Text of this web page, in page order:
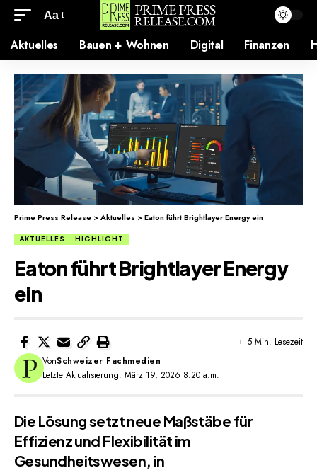
Aa
Aktuelles Bauen + Wohnen Digital Finanzen
Prime Press Release >Aktuelles >Eaton führt Brightlayer Energy ein
AKTUELLES HIGHLIGHT
Eaton führt Brightlayer Energy
ein
Letzte Aktualisierung: März 19, 2026 8:20 a.m.
VonSchweizer Fachmedien
5 Min. Lesezeit
Die Lösung setzt neue Maßstäbe für
Effizienz und Flexibilität im
Gesundheitswesen, in